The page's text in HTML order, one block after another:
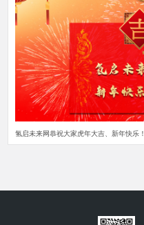
氢启未来网恭祝大家虎年大吉、新年快乐！